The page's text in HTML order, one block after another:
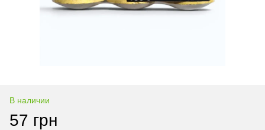
В наличии
57 грн